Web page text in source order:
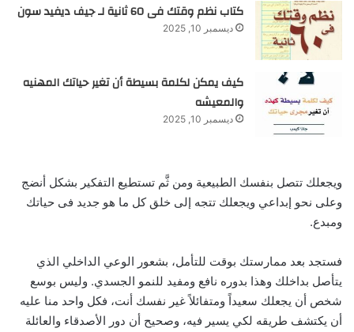
كتاب نظم وقتك فى 60 ثانية لـ جيف ديفيد سون
ديسمبر 10, 2025
كيف يمكن لكلمة بسيطة أن تغير حياتك المهنيه
والمعيشه
ديسمبر 10, 2025
ويجعلك تتصل بنفسك الطبيعية ومن ثَّم تستطيع التفكير بشكل أنضج
وعلى نحو إبداعي ويجعلك تتجه إلى خلق كل ما هو جديد فى حياتك
ومبدع.
فستجد بعد ممارستك بوقت للتأمل، بشعور الوعي الداخلي الذي
يتأصل بداخلك وهذا بدوره نافع ومفيد للنمو الجسدي. وليس بوسع
شخص أن يجعلك سعيداً ومتفائلاً غير نفسك أنت، فكل واحد منا عليه
أن يكتشف طريقه لكي يسير فيه، وصحيح أن دور الأصدقاء والعائلة